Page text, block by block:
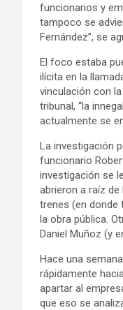
funcionarios y
tampoco se
Fernández”, se
El foco estaba
ilícita en la
vinculación con
tribunal, “la
actualmente se
La investigación
funcionario
investigación se
abrieron a raíz
trenes (en donde
la obra pública.
Daniel Muñoz (y
Hace una
rápidamente
apartar al
que eso se